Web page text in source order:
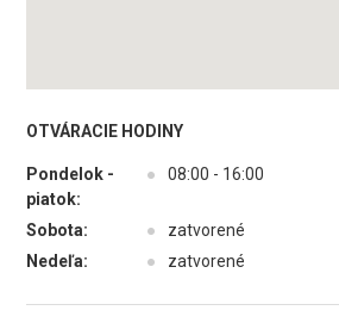
OTVÁRACIE HODINY
Pondelok -
piatok:
● 08:00 - 16:00
Sobota: ●
zatvorené
Nedeľa:
● zatvorené